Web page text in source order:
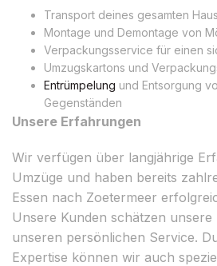
Transport deines gesamten
Montage und Demontage von
Verpackungsservice für einen
Umzugskartons und
Entrümpelung und Entsorgung
Gegenständen
Unsere Erfahrungen
Wir verfügen über langjährige
Umzüge und haben bereits
Essen nach Zoetermeer
Unsere Kunden schätzen unsere
unseren persönlichen Service.
Expertise können wir auch